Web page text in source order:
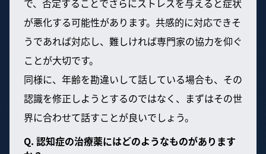
で、否定することでさらにストレスを与えると症状
が悪化する可能性があります。共感的に対応できそ
うであれば対応し、難しければ専門家の協力を仰ぐ
ことが大切です。
同様に、年齢を勘違いして話している場合も、その
認識を修正しようとするのではなく、まずはその世
界に合わせて話すことが良いでしょう。
Q. 認知症の治療薬にはどのようなものがあります